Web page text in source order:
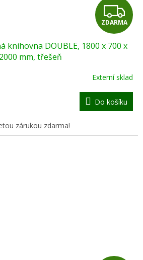
Z
D
A
R
M
A
ZDARMA
knihovna DOUBLE, 1800 x 700 x
2000 mm, třešeň
Externí sklad
Do košíku
zárukou zdarma!